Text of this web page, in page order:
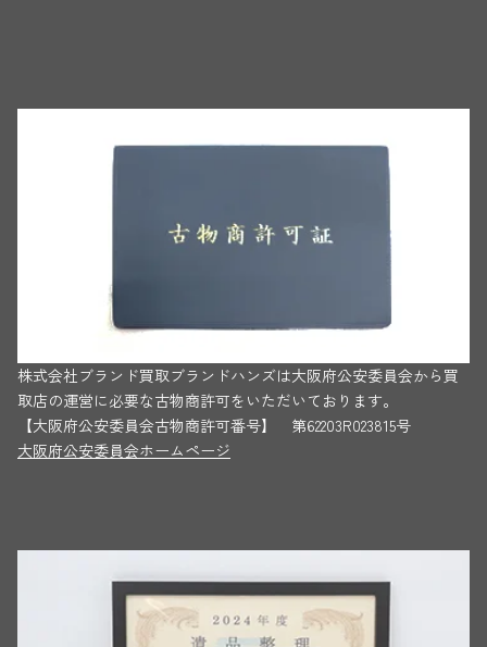
株式会社ブランド買取ブランドハンズは大阪府公安委員会から買
取店の運営に必要な古物商許可をいただいております。
【大阪府公安委員会古物商許可番号】 第62203R023815号
大阪府公安委員会ホームページ